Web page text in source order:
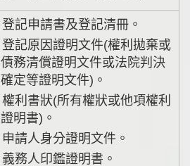
1. 登記申請書及登記清冊。
債務清償證明文件或法院判決
確定等證明文件)。
證明書)。
4. 申請人身分證明文件。
5. 義務人印鑑證明書。